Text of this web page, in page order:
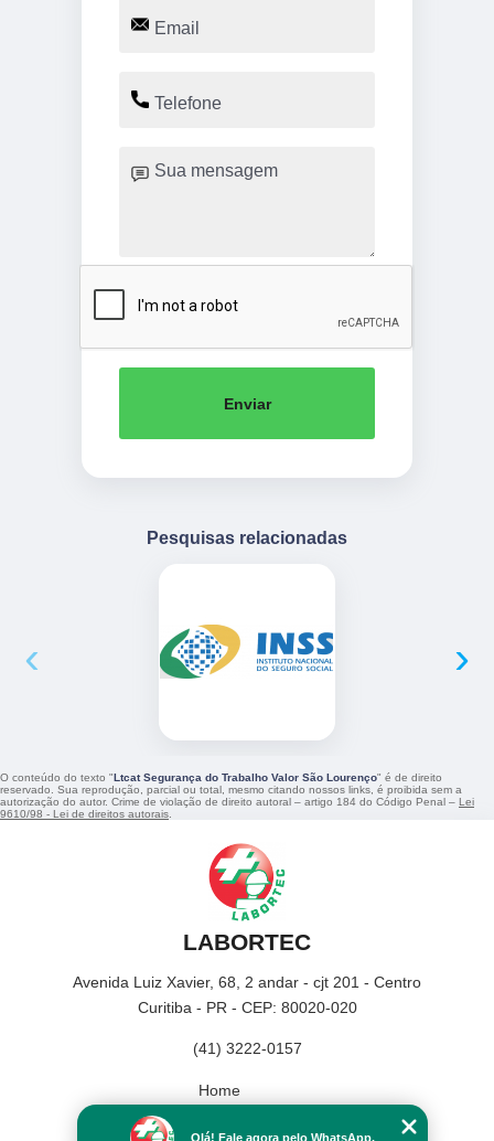
Enviar
Pesquisas relacionadas
‹ ›
O conteúdo do texto "Ltcat Segurança do Trabalho Valor São Lourenço" é de direito
reservado. Sua reprodução, parcial ou total, mesmo citando nossos links, é proibida sem a
autorização do autor. Crime de violação de direito autoral – artigo 184 do Código Penal – Lei
9610/98 - Lei de direitos autorais.
LABORTEC
Avenida Luiz Xavier, 68, 2 andar - cjt 201 - Centro
Curitiba - PR - CEP: 80020-020
(41) 3222-0157
Home
Olá! Fale agora pelo WhatsApp.